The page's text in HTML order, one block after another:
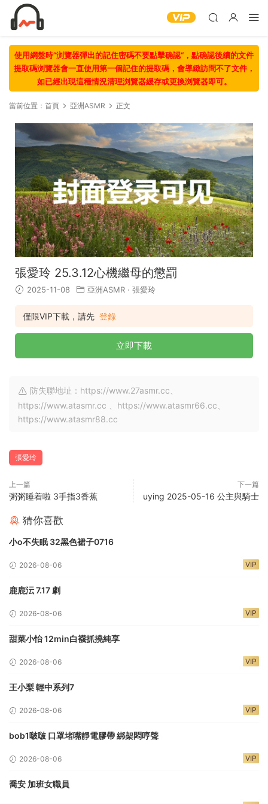
使用網盤時“浏覽器彈出的記住密碼不要點擊确認“，點确認後續的文件
提取碼浏覽器會一直使用第一個記住的提取碼，會導緻訪問不了文件，
如已經出現這種情況清理浏覽器緩存或更換浏覽器即可。
當前位置： 首頁 亞洲ASMR 正文
張愛玲 25.3.12心機繼母的懲罰
2025-11-08 亞洲ASMR · 張愛玲
僅限VIP下載，請先 登錄
立即下載
防失聯地址：https://www.27asmr.cc、
https://www.atasmr.cc 、https://www.atasmr66.cc、
https://www.atasmr88.cc
張愛玲
上一篇
粥粥睡着啦 3手指3香蕉
下一篇
uying 2025-05-16 公主與騎士
猜你喜歡
小o不失眠 32黑色裙子0716
2026-08-06 VIP
鹿鹿沄 7.17 劇
2026-08-06 VIP
甜菜小怡 12min白襪抓撓純享
2026-08-06 VIP
王小梨 輕中系列7
2026-08-06 VIP
bob1啵啵 口罩堵嘴靜電膠帶 綁架悶哼聲
2026-08-06 VIP
喬安 加班女職員